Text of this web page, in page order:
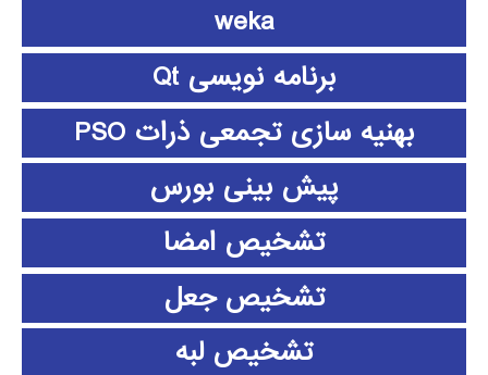
weka
برنامه نویسی Qt
بهنیه سازی تجمعی ذرات PSO
پیش بینی بورس
تشخیص امضا
تشخیص جعل
تشخیص لبه